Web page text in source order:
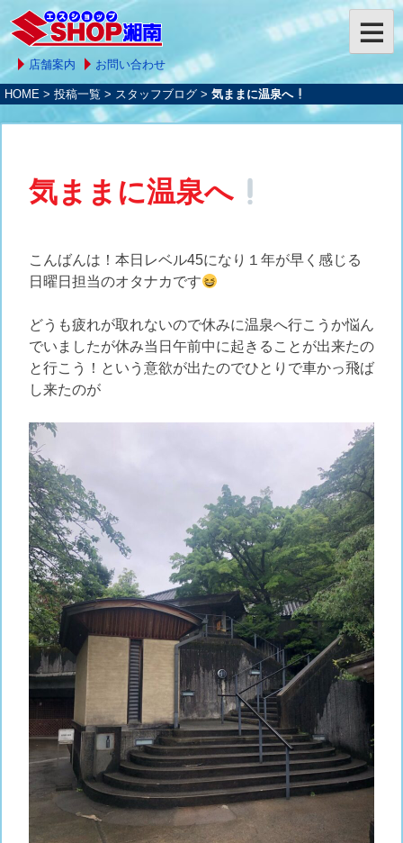
店舗案内 お問い合わせ
HOME > 投稿一覧 > スタッフブログ > 気ままに温泉へ
気ままに温泉へ
こんばんは！本日レベル45になり１年が早く感じる
日曜日担当のオタナカです
どうも疲れが取れないので休みに温泉へ行こうか悩ん
でいましたが休み当日午前中に起きることが出来たの
と行こう！という意欲が出たのでひとりで車かっ飛ば
し来たのが